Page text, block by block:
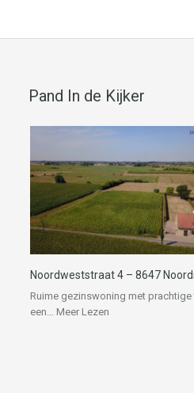
Pand In de Kijker
Noordweststraat 4 – 8647
Ruime gezinswoning met prachtige
een… Meer Lezen